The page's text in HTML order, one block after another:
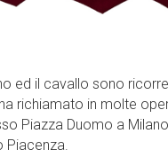
ed il cavallo sono
richiamato in molte
Piazza Duomo a
Piacenza.